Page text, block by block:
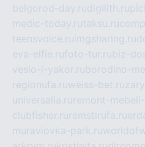
belgorod-day.rudigilith.ru
medic-today.rutaksu.ru
teensvoice.ru imgsharing.ru
eva-elfie.rufoto-tur.rubiz-
veslo-i-yakor.ruborodino-
regionufa.ruweiss-bet.ru
universalia.ru remont-
clubfisher.ru remstirufa.ru
muraviovka-park.ru